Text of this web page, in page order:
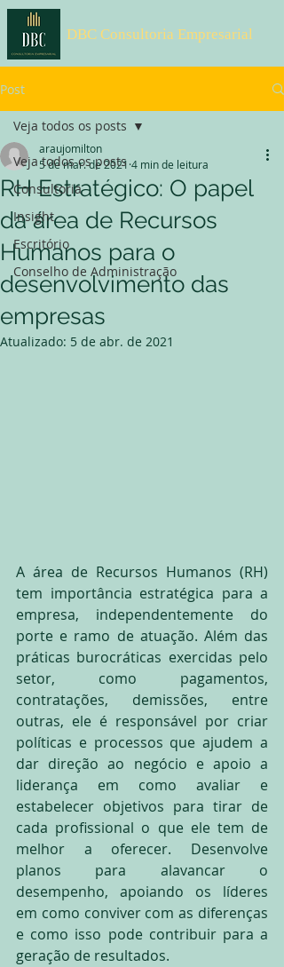
DBC Consultoria Empresarial
Post
Veja todos os posts
Consultoria
Insight
Escritório
Conselho de Administração
Veja todos os posts
RH Estratégico: O papel
da área de Recursos
Humanos para o
desenvolvimento das
empresas
araujomilton
5 de mar. de 2021 4 min de leitura
Atualizado: 5 de abr. de 2021
A área de Recursos Humanos (RH)
tem importância estratégica para a
empresa, independentemente do
porte e ramo de atuação. Além das
práticas burocráticas exercidas pelo
setor, como pagamentos,
contratações, demissões, entre
outras, ele é responsável por criar
políticas e processos que ajudem a
dar direção ao negócio e apoio a
liderança em como avaliar e
estabelecer objetivos para tirar de
cada profissional o que ele tem de
melhor a oferecer. Desenvolve
planos para alavancar o
desempenho, apoiando os líderes
em como conviver com as diferenças
e como isso pode contribuir para a
geração de resultados.